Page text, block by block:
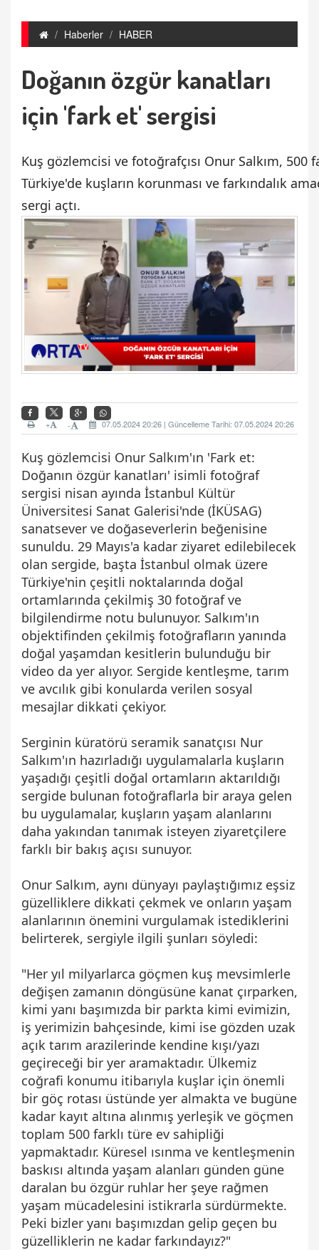
Haberler HABER
Doğanın özgür kanatları
için 'fark et' sergisi
Kuş gözlemcisi ve fotoğrafçısı Onur Salkım,
Türkiye'de kuşların korunması ve farkındalık
sergi açtı.
07.05.2024 20:26 | Güncelleme Tarihi: 07.05.2024 20:26
-
+
Kuş gözlemcisi Onur Salkım'ın 'Fark et:
Doğanın özgür kanatları' isimli fotoğraf
sergisi nisan ayında İstanbul Kültür
Üniversitesi Sanat Galerisi'nde (İKÜSAG)
sanatsever ve doğaseverlerin beğenisine
sunuldu. 29 Mayıs'a kadar ziyaret edilebilecek
olan sergide, başta İstanbul olmak üzere
Türkiye'nin çeşitli noktalarında doğal
ortamlarında çekilmiş 30 fotoğraf ve
bilgilendirme notu bulunuyor. Salkım'ın
objektifinden çekilmiş fotoğrafların yanında
doğal yaşamdan kesitlerin bulunduğu bir
video da yer alıyor. Sergide kentleşme, tarım
ve avcılık gibi konularda verilen sosyal
mesajlar dikkati çekiyor.
Serginin küratörü seramik sanatçısı Nur
Salkım'ın hazırladığı uygulamalarla kuşların
yaşadığı çeşitli doğal ortamların aktarıldığı
sergide bulunan fotoğraflarla bir araya gelen
bu uygulamalar, kuşların yaşam alanlarını
daha yakından tanımak isteyen ziyaretçilere
farklı bir bakış açısı sunuyor.
Onur Salkım, aynı dünyayı paylaştığımız eşsiz
güzelliklere dikkati çekmek ve onların yaşam
alanlarının önemini vurgulamak istediklerini
belirterek, sergiyle ilgili şunları söyledi:
"Her yıl milyarlarca göçmen kuş mevsimlerle
değişen zamanın döngüsüne kanat çırparken,
kimi yanı başımızda bir parkta kimi evimizin,
iş yerimizin bahçesinde, kimi ise gözden uzak
açık tarım arazilerinde kendine kışı/yazı
geçireceği bir yer aramaktadır. Ülkemiz
coğrafi konumu itibarıyla kuşlar için önemli
bir göç rotası üstünde yer almakta ve bugüne
kadar kayıt altına alınmış yerleşik ve göçmen
toplam 500 farklı türe ev sahipliği
yapmaktadır. Küresel ısınma ve kentleşmenin
baskısı altında yaşam alanları günden güne
daralan bu özgür ruhlar her şeye rağmen
yaşam mücadelesini istikrarla sürdürmekte.
Peki bizler yanı başımızdan gelip geçen bu
güzelliklerin ne kadar farkındayız?"